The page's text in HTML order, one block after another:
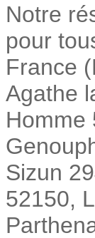
Notre
pour
France
Agathe
Homme
Sizun
52150,